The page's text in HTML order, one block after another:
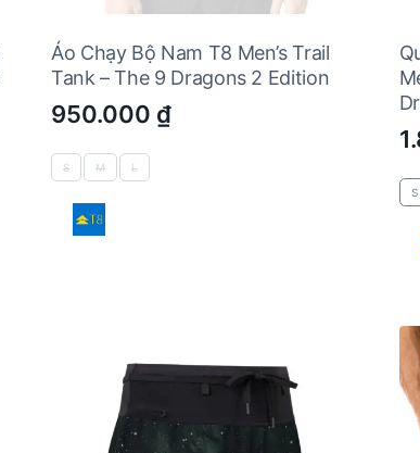
Áo Chạy Bộ Nam T8 Men’s Trail
Tank – The 9 Dragons 2 Edition
950.000 ₫
S M L
S